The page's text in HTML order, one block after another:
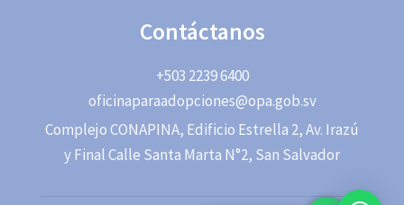
Contáctanos
+503 2239 6400
oficinaparaadopciones@opa.gob.sv
Complejo CONAPINA, Edificio Estrella 2, Av. Irazú
y Final Calle Santa Marta N°2, San Salvador